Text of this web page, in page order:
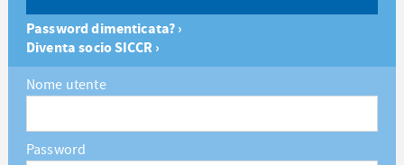
Password dimenticata? ›
Diventa socio SICCR ›
Nome utente
Password